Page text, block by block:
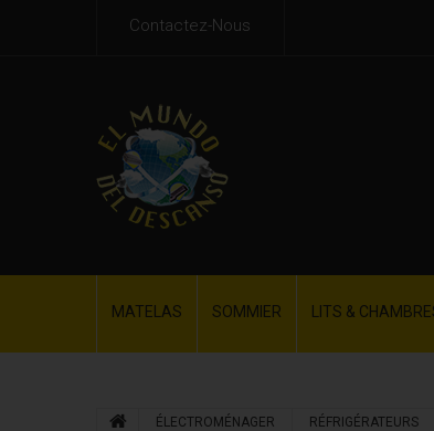
Contactez-Nous
MATELAS SOMMIER LITS &
ÉLECTROMÉNAGER RÉFRIGÉRATEURS